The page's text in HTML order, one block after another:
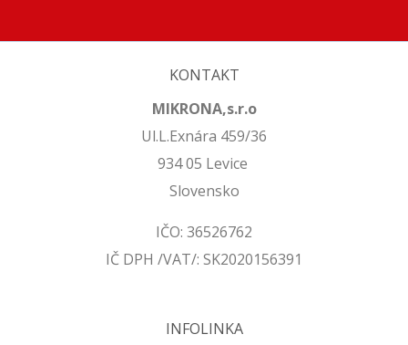
KONTAKT
MIKRONA,s.r.o
Ul.L.Exnára 459/36
934 05 Levice
Slovensko
IČO: 36526762
IČ DPH /VAT/: SK2020156391
INFOLINKA